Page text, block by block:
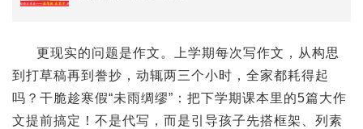
更现实的问题是作文。上学期每次写作文，从构思
到打草稿再到誊抄，动辄两三个小时，全家都耗得起
吗？干脆趁寒假“未雨绸缪”：把下学期课本里的5篇大作
文提前搞定！不是代写，而是引导孩子先搭框架、列素